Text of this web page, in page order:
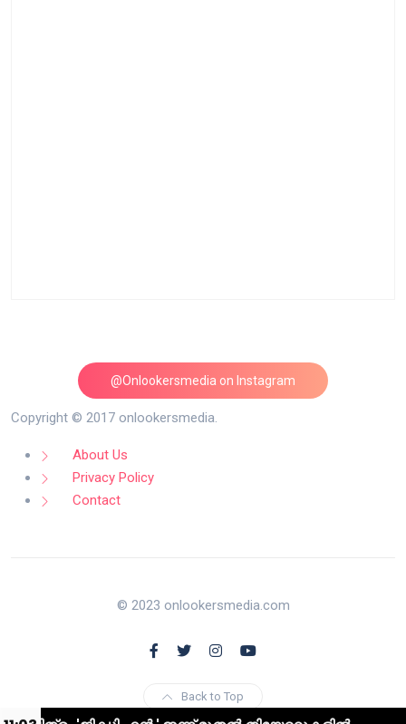
@Onlookersmedia on Instagram
Follow on Instagram
Copyright © 2017 onlookersmedia.
About Us
Privacy Policy
Contact
© 2023 onlookersmedia.com
Back to Top